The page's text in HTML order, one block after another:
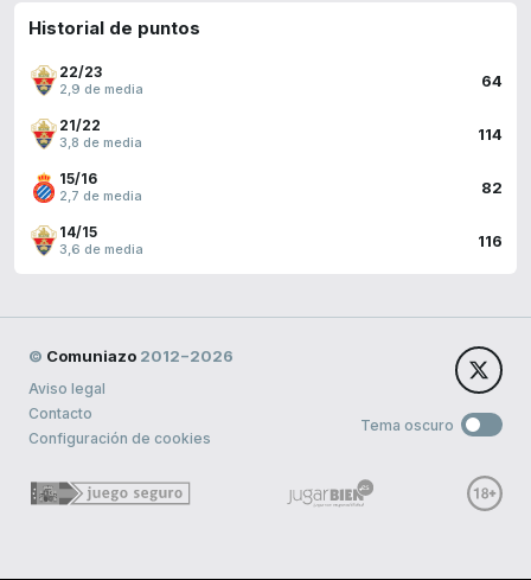
Historial de puntos
22/23
2,9 de media 64
21/22
3,8 de media 114
15/16
2,7 de media 82
14/15
3,6 de media 116
© Comuniazo 2012−2026
Aviso legal
Contacto
Configuración de cookies
Tema oscuro